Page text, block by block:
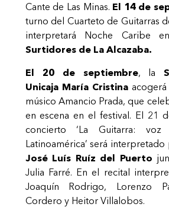
Cante de Las Minas. El 14 de
turno del Cuarteto de Guitarras
interpretará Noche Caribe
Surtidores de La Alcazaba.
El 20 de septiembre, la
Unicaja María Cristinaacogerá
músico Amancio Prada, que
en escena en el festival. El 21
concierto ‘La Guitarra:
Latinoamérica’ será interpretado
José Luís Ruíz del Puerto
Julia Farré. En el recital
Joaquín Rodrigo, Lorenzo
Cordero y Heitor Villalobos.